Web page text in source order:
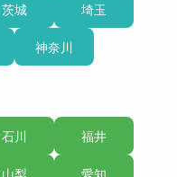
茨城 埼玉
神奈川
石川 福井
山梨 愛知